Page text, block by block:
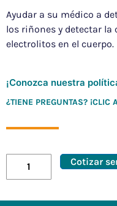
Ayudar a su médico a
los riñones y detectar la
electrolitos en el cuerpo.
¡Conozca nuestra
¿TIENE PREGUNTAS? ¡CLIC
Cotizar